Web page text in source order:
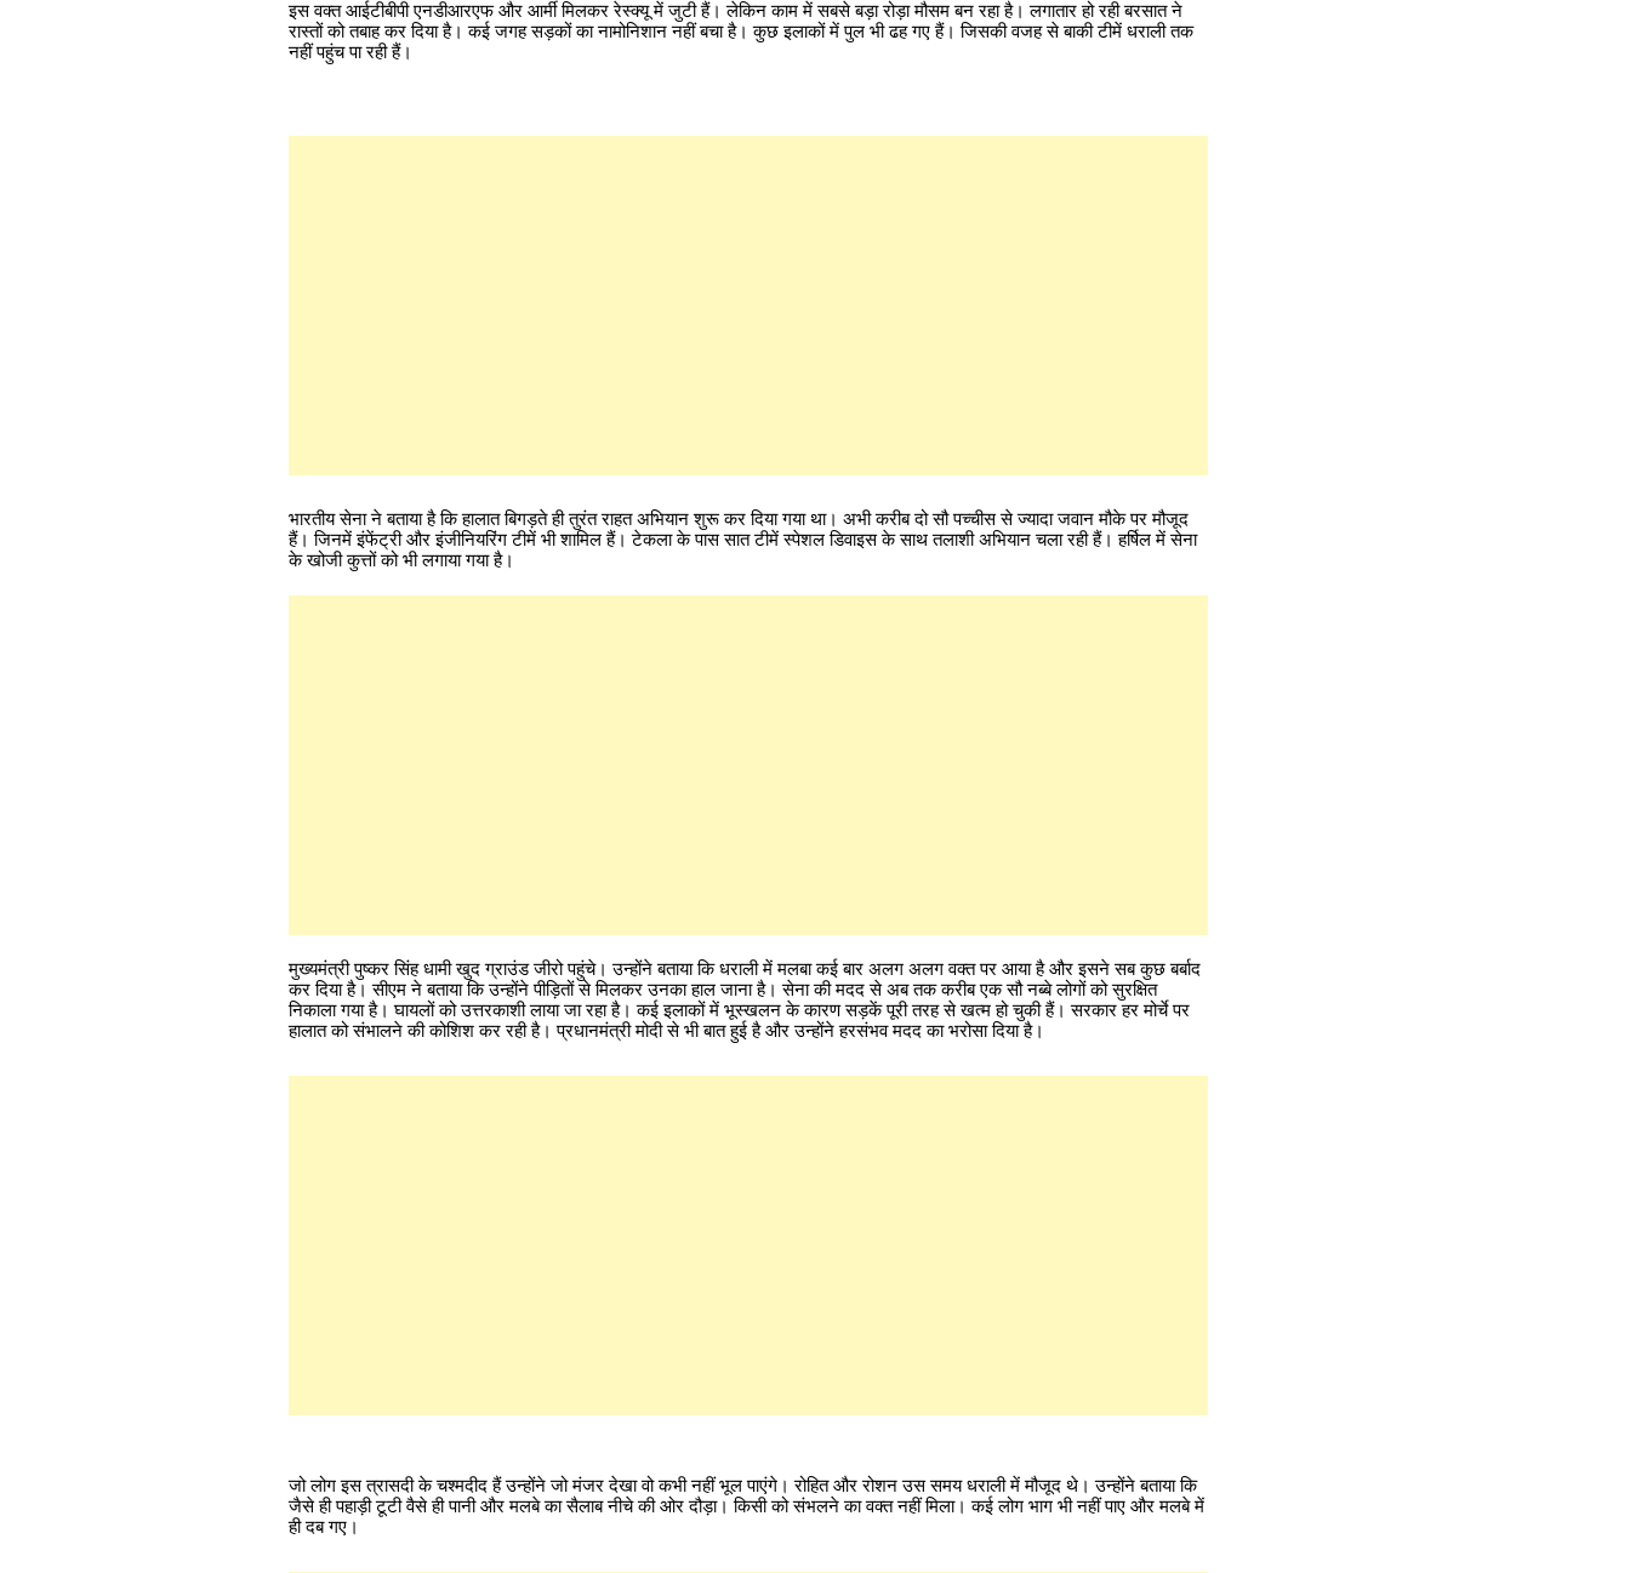
इस वक्त आईटीबीपी एनडीआरएफ और आर्मी मिलकर रेस्क्यू में जुटी हैं। लेकिन काम में सबसे बड़ा रोड़ा मौसम बन रहा है। लगातार हो रही बरसात ने
रास्तों को तबाह कर दिया है। कई जगह सड़कों का नामोनिशान नहीं बचा है। कुछ इलाकों में पुल भी ढह गए हैं। जिसकी वजह से बाकी टीमें धराली तक
नहीं पहुंच पा रही हैं।
भारतीय सेना ने बताया है कि हालात बिगड़ते ही तुरंत राहत अभियान शुरू कर दिया गया था। अभी करीब दो सौ पच्चीस से ज्यादा जवान मौके पर मौजूद
हैं। जिनमें इंफेंट्री और इंजीनियरिंग टीमें भी शामिल हैं। टेकला के पास सात टीमें स्पेशल डिवाइस के साथ तलाशी अभियान चला रही हैं। हर्षिल में सेना
के खोजी कुत्तों को भी लगाया गया है।
मुख्यमंत्री पुष्कर सिंह धामी खुद ग्राउंड जीरो पहुंचे। उन्होंने बताया कि धराली में मलबा कई बार अलग अलग वक्त पर आया है और इसने सब कुछ बर्बाद
कर दिया है। सीएम ने बताया कि उन्होंने पीड़ितों से मिलकर उनका हाल जाना है। सेना की मदद से अब तक करीब एक सौ नब्बे लोगों को सुरक्षित
निकाला गया है। घायलों को उत्तरकाशी लाया जा रहा है। कई इलाकों में भूस्खलन के कारण सड़कें पूरी तरह से खत्म हो चुकी हैं। सरकार हर मोर्चे पर
हालात को संभालने की कोशिश कर रही है। प्रधानमंत्री मोदी से भी बात हुई है और उन्होंने हरसंभव मदद का भरोसा दिया है।
जो लोग इस त्रासदी के चश्मदीद हैं उन्होंने जो मंजर देखा वो कभी नहीं भूल पाएंगे। रोहित और रोशन उस समय धराली में मौजूद थे। उन्होंने बताया कि
जैसे ही पहाड़ी टूटी वैसे ही पानी और मलबे का सैलाब नीचे की ओर दौड़ा। किसी को संभलने का वक्त नहीं मिला। कई लोग भाग भी नहीं पाए और मलबे में
ही दब गए।